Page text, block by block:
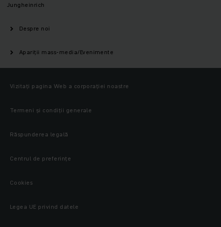
Jungheinrich
Despre noi
Apariții mass-media/Evenimente
Vizitați pagina Web a corporației noastre
Termeni și condiții generale
Răspunderea legală
Centrul de preferințe
Cookies
Legea UE privind datele